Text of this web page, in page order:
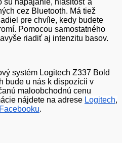
cez Bluetooth. Má tiež
pre chvíle, kedy budete
Pomocou samostatného
riadiť aj intenzitu basov.
systém Logitech Z337 Bold
bude u nás k dispozícii v
maloobchodnú cenu
nájdete na adrese Logitech,
Facebooku.